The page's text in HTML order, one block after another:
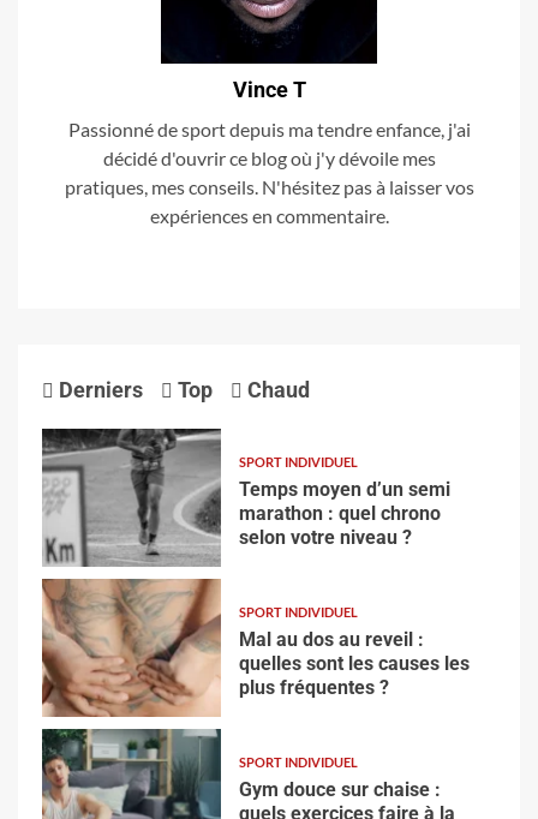
Vince T
Passionné de sport depuis ma tendre enfance, j'ai
décidé d'ouvrir ce blog où j'y dévoile mes
pratiques, mes conseils. N'hésitez pas à laisser vos
expériences en commentaire.
Derniers Top Chaud
SPORT INDIVIDUEL
Temps moyen d’un semi
marathon : quel chrono
selon votre niveau ?
SPORT INDIVIDUEL
Mal au dos au reveil :
quelles sont les causes les
plus fréquentes ?
SPORT INDIVIDUEL
Gym douce sur chaise :
quels exercices faire à la